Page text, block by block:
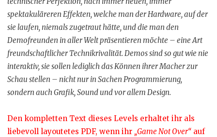
spektakuläreren Effekten, welche man der Hardware, auf der
sie laufen, niemals zugetraut hätte, und die man den
Demofreunden in aller Welt präsentieren möchte – eine Art
freundschaftlicher Technikrivalität. Demos sind so gut wie nie
interaktiv, sie sollen lediglich das Können ihrer Macher zur
Schau stellen – nicht nur in Sachen Programmierung,
sondern auch Grafik, Sound und vor allem Design.
Den kompletten Text dieses Levels erhaltet ihr als
liebevoll layoutetes PDF, wenn ihr „Game Not Over“ auf